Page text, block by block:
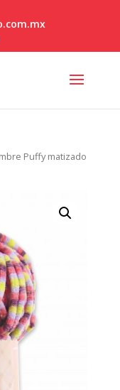
Puffy matizado